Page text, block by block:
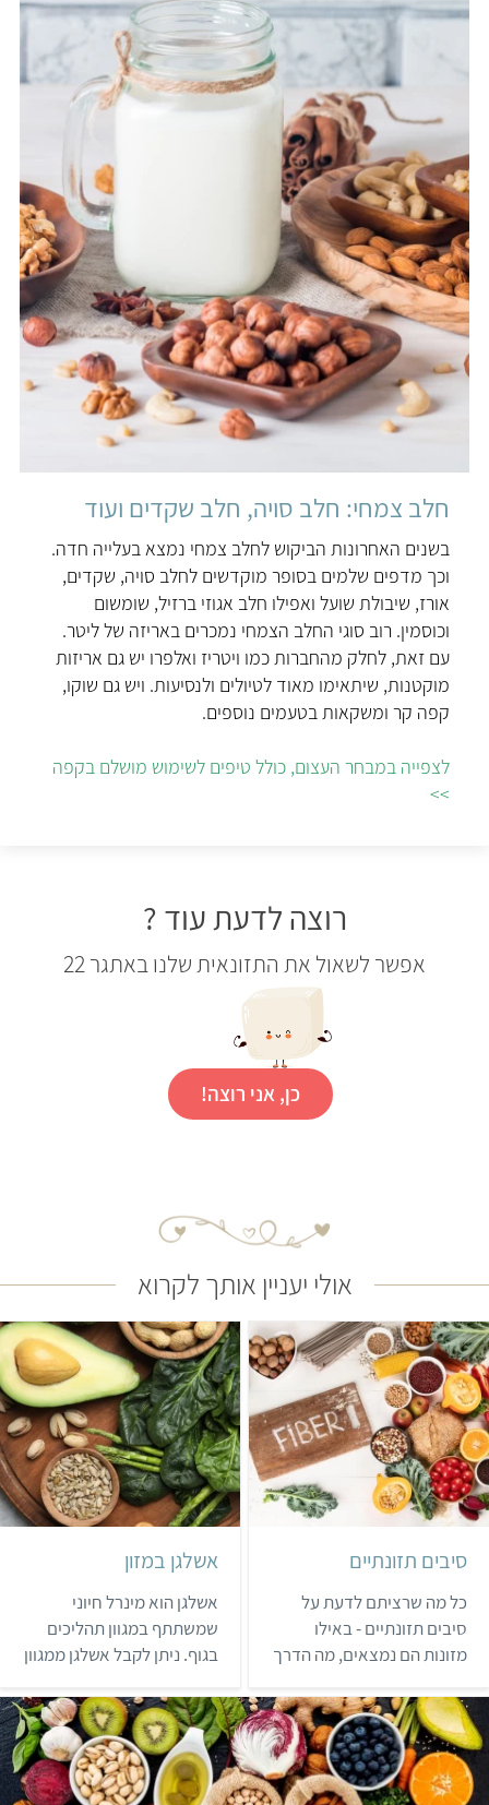
חלב צמחי: חלב סויה, חלב שקדים ועוד
בשנים האחרונות הביקוש לחלב צמחי נמצא בעלייה חדה.
וכך מדפים שלמים בסופר מוקדשים לחלב סויה, שקדים,
אורז, שיבולת שועל ואפילו חלב אגוזי ברזיל, שומשום
וכוסמין. רוב סוגי החלב הצמחי נמכרים באריזה של ליטר.
עם זאת, לחלק מהחברות כמו ויטריז ואלפרו יש גם אריזות
מוקטנות, שיתאימו מאוד לטיולים ולנסיעות. ויש גם שוקו,
קפה קר ומשקאות בטעמים נוספים.
לצפייה במבחר העצום, כולל טיפים לשימוש מושלם בקפה
>>
רוצה לדעת עוד ?
אפשר לשאול את התזונאית שלנו באתגר 22
כן, אני רוצה!
אולי יעניין אותך לקרוא
סיבים תזונתיים
כל מה שרציתם לדעת על
סיבים תזונתיים - באילו
מזונות הם נמצאים, מה הדרך
וכיצד לשלב אותם בקלות
בתזונה.
אשלגן במזון
אשלגן הוא מינרל חיוני
שמשתתף במגוון תהליכים
בגוף. ניתן לקבל אשלגן ממגוון
פירות, קטניות, אבוקדו
ואגוזים.